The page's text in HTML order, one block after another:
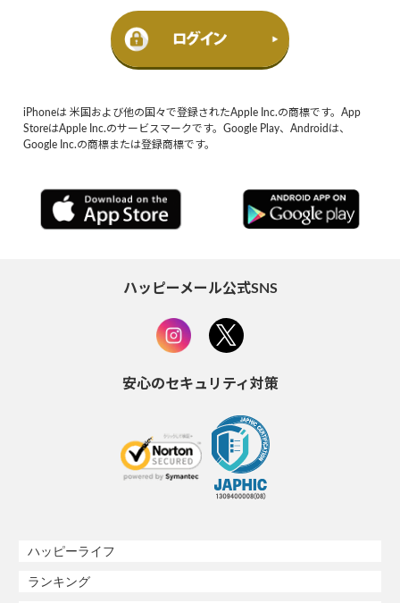
iPhoneは 米国および他の国々で登録されたApple Inc.の商標です。App
StoreはApple Inc.のサービスマークです。Google Play、Androidは、
Google Inc.の商標または登録商標です。
ハッピーメール公式SNS
安心のセキュリティ対策
ハッピーライフ
ランキング